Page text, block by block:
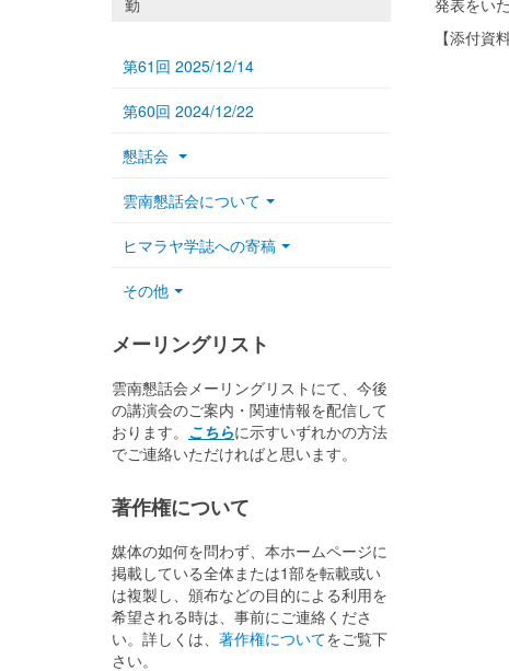
発表をい
【添付資料
勤
第61回 2025/12/14
第60回 2024/12/22
懇話会
雲南懇話会について
ヒマラヤ学誌への寄稿
その他
メーリングリスト
雲南懇話会メーリングリストにて、今後
の講演会のご案内・関連情報を配信して
おります。 こちらに示すいずれかの方法
でご連絡いただければと思います。
著作権について
媒体の如何を問わず、本ホームページに
掲載している全体または1部を転載或い
は複製し、頒布などの目的による利用を
希望される時は、事前にご連絡くださ
い。詳しくは、 著作権についてをご覧下
さい。